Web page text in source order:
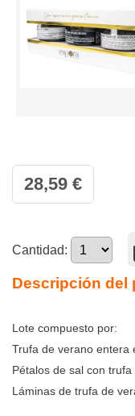
28,59 €
Cantidad:
Descripción del
Lote compuesto por:
Trufa de verano entera
Pétalos de sal con
Láminas de trufa de